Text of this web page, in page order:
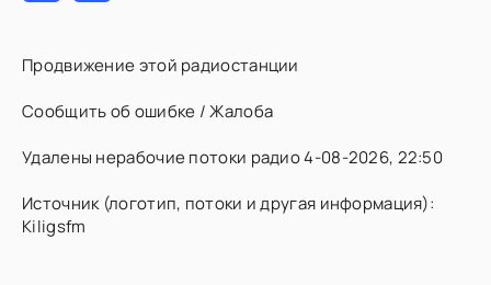
Продвижение этой радиостанции
Сообщить об ошибке / Жалоба
Удалены нерабочие потоки радио 4-08-2026, 22:50
Источник (логотип, потоки и другая информация):
Kiligsfm